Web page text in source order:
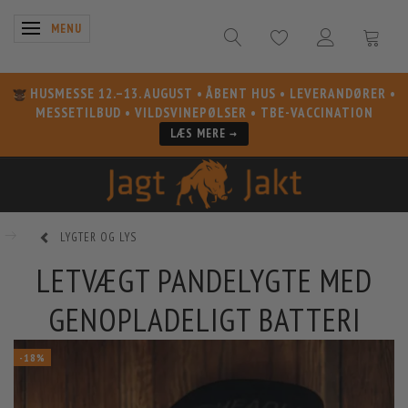
SKIFTE NAVIGATION
MENU
HUSMESSE 12.–13. AUGUST • ÅBENT HUS • LEVERANDØRER •
MESSETILBUD • VILDSVINEPØLSER • TBE-VACCINATION
LÆS MERE →
LYGTER OG LYS
LETVÆGT PANDELYGTE MED
GENOPLADELIGT BATTERI
-18%